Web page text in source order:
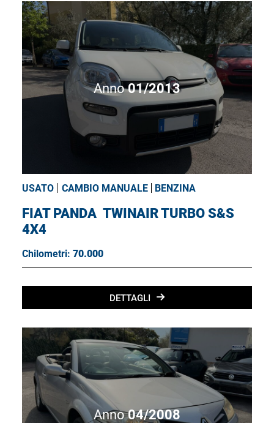
Anno01/2013
USATO CAMBIO MANUALE BENZINA
FIAT PANDA TWINAIR TURBO S&S
4X4
Chilometri: 70.000
DETTAGLI
Anno04/2008